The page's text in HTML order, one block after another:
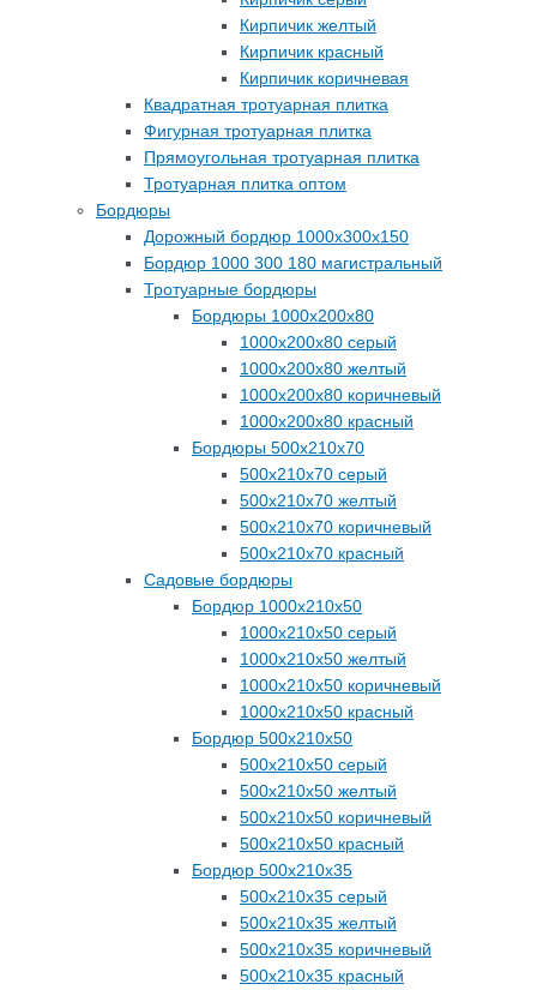
Кирпичик желтый
Кирпичик красный
Кирпичик коричневая
Квадратная тротуарная плитка
Фигурная тротуарная плитка
Прямоугольная тротуарная плитка
Тротуарная плитка оптом
Бордюры
Дорожный бордюр 1000х300х150
Бордюр 1000 300 180 магистральный
Тротуарные бордюры
Бордюры 1000х200х80
1000х200х80 серый
1000х200х80 желтый
1000х200х80 коричневый
1000х200х80 красный
Бордюры 500х210х70
500х210х70 серый
500х210х70 желтый
500х210х70 коричневый
500х210х70 красный
Садовые бордюры
Бордюр 1000х210х50
1000х210х50 серый
1000х210х50 желтый
1000х210х50 коричневый
1000х210х50 красный
Бордюр 500х210х50
500х210х50 серый
500х210х50 желтый
500х210х50 коричневый
500х210х50 красный
Бордюр 500х210х35
500х210х35 серый
500х210х35 желтый
500х210х35 коричневый
500х210х35 красный